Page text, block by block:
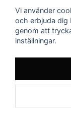
Vi använder
och erbjuda dig
genom att
inställningar.